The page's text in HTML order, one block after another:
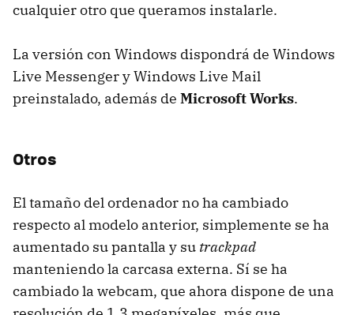
cualquier otro que queramos instalarle.
La versión con Windows dispondrá de Windows
Live Messenger y Windows Live Mail
preinstalado, además de Microsoft Works.
Otros
El tamaño del ordenador no ha cambiado
respecto al modelo anterior, simplemente se ha
aumentado su pantalla y su trackpad
manteniendo la carcasa externa. Sí se ha
cambiado la webcam, que ahora dispone de una